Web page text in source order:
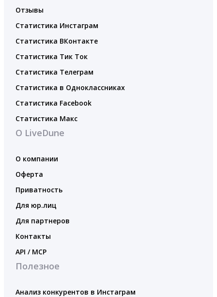
Отзывы
Статистика Инстаграм
Статистика ВКонтакте
Статистика Тик Ток
Статистика Телеграм
Статистика в Одноклассниках
Статистика Facebook
Статистика Макс
О LiveDune
О компании
Оферта
Приватность
Для юр.лиц
Для партнеров
Контакты
API / MCP
Полезное
Анализ конкурентов в Инстаграм